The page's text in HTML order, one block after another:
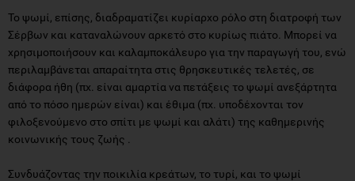
Το ψωμί, επίσης, διαδραματίζει κυρίαρχο ρόλο στη διατροφή των
Σέρβων και καταναλώνουν αρκετό στο κυρίως πιάτο. Μπορεί να
χρησιμοποιήσουν και καλαμποκάλευρο για την παραγωγή του, ενώ
περιλαμβάνεται απαραίτητα στις θρησκευτικές τελετές, σε
διάφορα ήθη (πχ. είναι αμαρτία να πετάξεις το ψωμί ανεξάρτητα
από το πόσο ημερών είναι) και έθιμα (πχ. υποδέχονται τον
φιλοξενούμενο στο σπίτι με ψωμί και αλάτι) της καθημερινής
κοινωνικής τους ζωής .
Συνδυάζοντας την ποικιλία κρεάτων, το τυρί, και το ψωμί